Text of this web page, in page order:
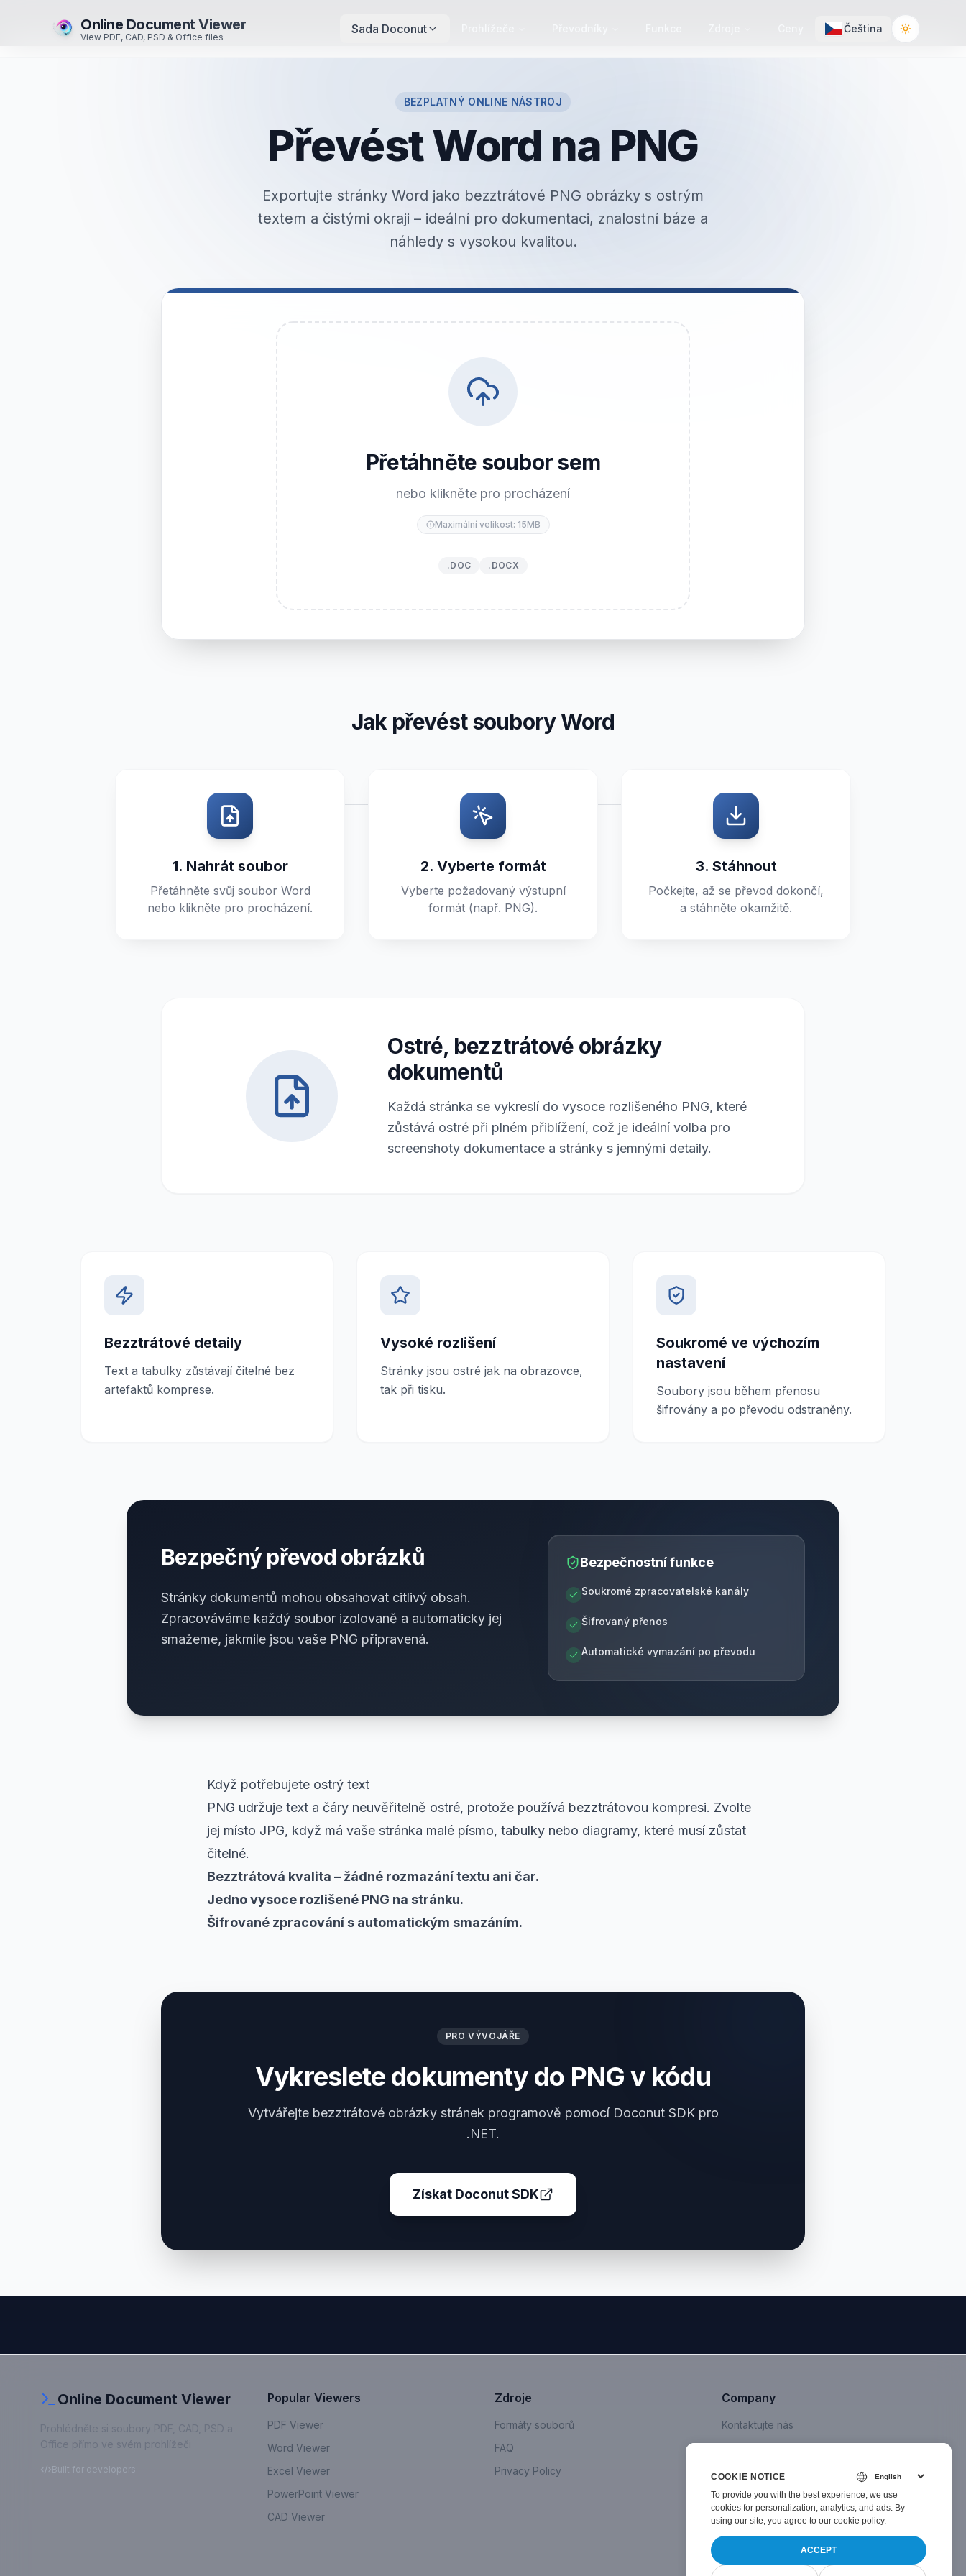
Online Document Viewer
View PDF, CAD, PSD & Office files
Sada Doconut Čeština Toggle
BEZPLATNÝ ONLINE NÁSTROJ
Převést Word na PNG
Exportujte stránky Word jako bezztrátové PNG obrázky s ostrým
textem a čistými okraji – ideální pro dokumentaci, znalostní báze a
náhledy s vysokou kvalitou.
Přetáhněte soubor sem
nebo klikněte pro procházení
Maximální velikost: 15MB
.DOC .DOCX
Jak převést soubory Word
1. Nahrát soubor
Přetáhněte svůj soubor Word
nebo klikněte pro procházení.
2. Vyberte formát
Vyberte požadovaný výstupní
formát (např. PNG).
3. Stáhnout
Počkejte, až se převod dokončí,
a stáhněte okamžitě.
Ostré, bezztrátové obrázky
dokumentů
Každá stránka se vykreslí do vysoce rozlišeného PNG, které
zůstává ostré při plném přiblížení, což je ideální volba pro
screenshoty dokumentace a stránky s jemnými detaily.
Bezztrátové detaily
Text a tabulky zůstávají čitelné bez
artefaktů komprese.
Vysoké rozlišení
Stránky jsou ostré jak na obrazovce,
tak při tisku.
Soukromé ve výchozím
nastavení
Soubory jsou během přenosu
šifrovány a po převodu odstraněny.
Bezpečný převod obrázků
Stránky dokumentů mohou obsahovat citlivý obsah.
Zpracováváme každý soubor izolovaně a automaticky jej
smažeme, jakmile jsou vaše PNG připravená.
Bezpečnostní funkce
Soukromé zpracovatelské kanály
Šifrovaný přenos
Automatické vymazání po převodu
Když potřebujete ostrý text
PNG udržuje text a čáry neuvěřitelně ostré, protože používá bezztrátovou kompresi. Zvolte
jej místo JPG, když má vaše stránka malé písmo, tabulky nebo diagramy, které musí zůstat
čitelné.
Bezztrátová kvalita – žádné rozmazání textu ani čar.
Jedno vysoce rozlišené PNG na stránku.
Šifrované zpracování s automatickým smazáním.
PRO VÝVOJÁŘE
Vykreslete dokumenty do PNG v kódu
Vytvářejte bezztrátové obrázky stránek programově pomocí Doconut SDK pro
.NET.
Získat Doconut SDK
Online Document Viewer
Prohlédněte si soubory PDF, CAD, PSD a
Office přímo ve svém prohlížeči
Built for developers
Popular Viewers
PDF Viewer
Word Viewer
Excel Viewer
PowerPoint Viewer
CAD Viewer
Zdroje
Formáty souborů
FAQ
Privacy Policy
Company
Kontaktujte nás
COOKIE NOTICE
To provide you with the best experience, we use
cookies for personalization, analytics, and ads. By
using our site, you agree to our cookie policy.
ACCEPT